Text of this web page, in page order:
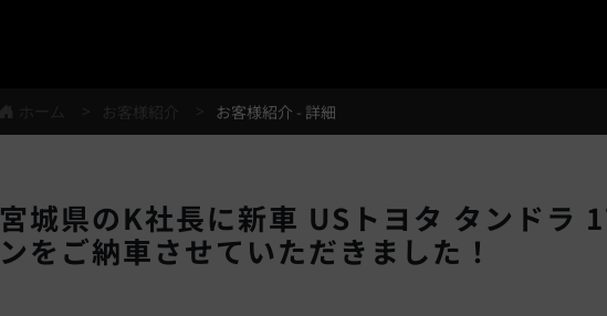
お客様紹介 - 詳細
宮城県のK社長に新車 USトヨタ タンドラ
ンをご納車させていただきました！